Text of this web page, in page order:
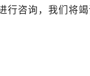
行咨询，我们将竭